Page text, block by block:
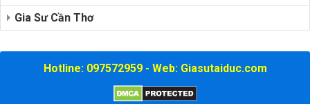
Gia Sư Cần Thơ
Hotline: 097572959 - Web: Giasutaiduc.com